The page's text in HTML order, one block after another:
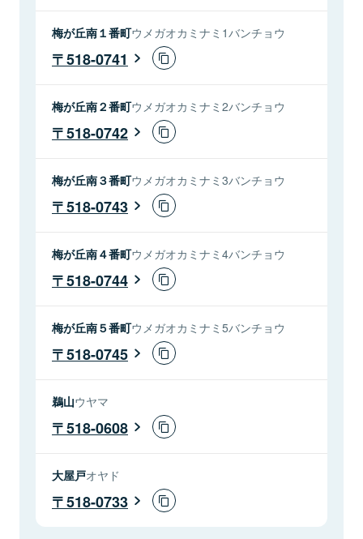
梅が丘南１番町ウメガオカミナミ1バンチョウ
518-0741
梅が丘南２番町ウメガオカミナミ2バンチョウ
518-0742
梅が丘南３番町ウメガオカミナミ3バンチョウ
518-0743
梅が丘南４番町ウメガオカミナミ4バンチョウ
518-0744
梅が丘南５番町ウメガオカミナミ5バンチョウ
518-0745
鵜山ウヤマ
518-0608
大屋戸オヤド
518-0733